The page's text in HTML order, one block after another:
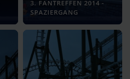
3. FANTREFFEN 2014 -
SPAZIERGANG